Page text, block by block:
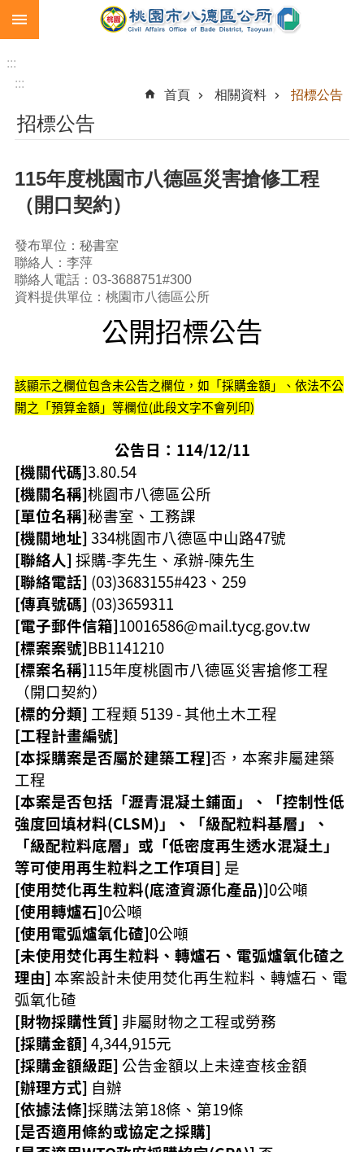
跳到主要內容區塊
市
民
急
難
助
進
階
本
區
訊
息
公
告
生
活
便
民
資
訊
機
關
通
訊
錄
相
關
資
料
活
動
報
名
專
區
回
首
頁
網
站
導
覽
市
政
:::
:::
首頁
相關資料 招標公告
招標公告
115年度桃園市八德區災害搶修工程
（開口契約）
發布單位：秘書室
聯絡人：李萍
聯絡人電話：03-3688751#300
資料提供單位：桃園市八德區公所
公開招標公告
該顯示之欄位包含未公告之欄位，如「採購金額」、依法不公
開之「預算金額」等欄位(此段文字不會列印)
公告日：114/12/11
[機關代碼]3.80.54
[機關名稱]桃園市八德區公所
[單位名稱]秘書室、工務課
[機關地址] 334桃園市八德區中山路47號
[聯絡人] 採購-李先生、承辦-陳先生
[聯絡電話] (03)3683155#423、259
[傳真號碼] (03)3659311
[電子郵件信箱]10016586@mail.tycg.gov.tw
[標案案號]BB1141210
[標案名稱]115年度桃園市八德區災害搶修工程
（開口契約）
[標的分類] 工程類 5139 - 其他土木工程
[工程計畫編號]
[本採購案是否屬於建築工程]否，本案非屬建築
工程
[本案是否包括「瀝青混凝土鋪面」、「控制性低
強度回填材料(CLSM)」、「級配粒料基層」、
「級配粒料底層」或「低密度再生透水混凝土」
等可使用再生粒料之工作項目] 是
[使用焚化再生粒料(底渣資源化產品)]0公噸
[使用轉爐石]0公噸
[使用電弧爐氧化碴]0公噸
[未使用焚化再生粒料、轉爐石、電弧爐氧化碴之
理由] 本案設計未使用焚化再生粒料、轉爐石、電
弧氧化碴
[財物採購性質] 非屬財物之工程或勞務
[採購金額] 4,344,915元
[採購金額級距] 公告金額以上未達查核金額
[辦理方式] 自辦
[依據法條]採購法第18條、第19條
[是否適用條約或協定之採購]